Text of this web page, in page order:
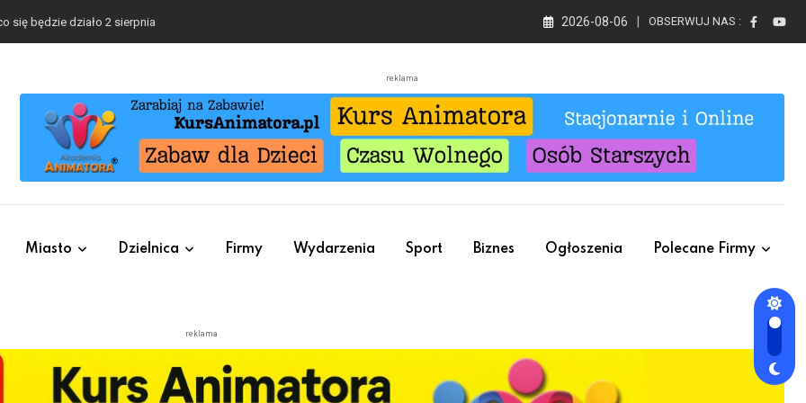
warto sprawdzić przed pierwszą wpłatą 2026-08-06 OBSERWUJ NAS :
reklama
Miasto Dzielnica Firmy Wydarzenia Sport Biznes Ogłoszenia Polecane Firmy
reklama